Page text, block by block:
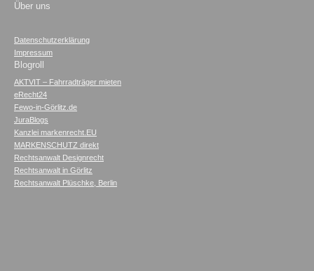
Über uns
Datenschutzerklärung
Impressum
Blogroll
AKTVIT – Fahrradträger mieten
eRecht24
Fewo-in-Görlitz.de
JuraBlogs
Kanzlei markenrecht.EU
MARKENSCHUTZ direkt
Rechtsanwalt Designrecht
Rechtsanwalt in Görlitz
Rechtsanwalt Plüschke, Berlin